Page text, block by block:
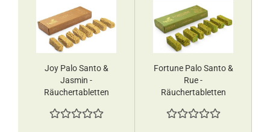
Joy Palo Santo &
Jasmin -
Räuchertabletten
Fortune Palo Santo &
Rue -
Räuchertabletten